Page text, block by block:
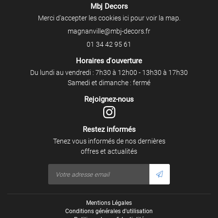
Inscription
Mbj Decors
Merci d'accepter les cookies ici pour voir la map.
01 34 42 95 61
Horaires d'ouverture
Du lundi au vendredi : 7h30 à 12h00 - 13h30 à 17h30
Samedi et dimanche : fermé
Rejoignez-nous
Restez informés
Tenez vous informés de nos dernières
offres et actualités
Mentions Légales
Conditions générales d'utilisation